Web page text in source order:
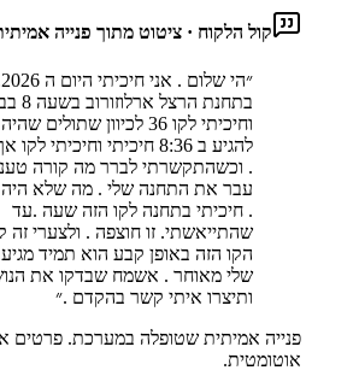
קול הלקוח · ציטוט מתוך פנייה
״
הי שלום . אני
בתחנת
וחיכיתי לקו 36 לכיוון שתולים
להגיע ב 8:36 חיכיתי וחיכיתי
. וכשהתקשרתי לברר מה קורה
עבר את התחנה שלי . מה שלא היה
. חיכיתי בתחנה לקו הזה שעה .עד
שהתייאשתי. זו חוצפה . ולצערי זה
הקו הזה באופן קבע הוא תמיד
שלי מאוחר . אשמח שבדקו את
ותיצרו איתי קשר בהקדם .״
פנייה אמיתית שטופלה במערכת. פרטים
אוטומטית.